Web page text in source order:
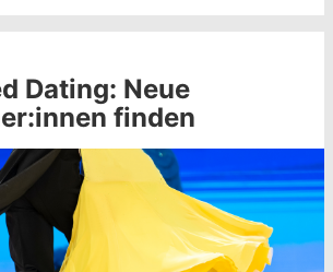
Dating: Neue
finden